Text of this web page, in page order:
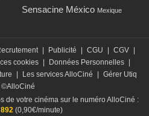
Sensacine México Mexique
Publicité CGU CGV
cookies Données Personnelles
Les services AlloCiné
Gérer Utiq
©AlloCiné
de votre cinéma sur le numéro AlloCiné :
(0,90€/minute)